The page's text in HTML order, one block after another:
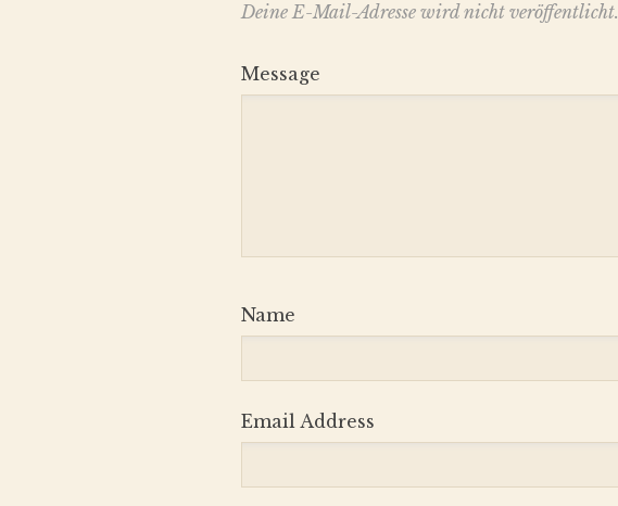
Deine E-Mail-Adresse wird nicht veröffentlicht.
Message
Name
Email Address